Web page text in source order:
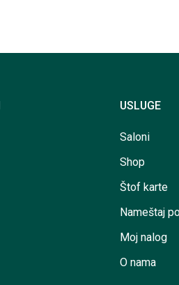
USLUGE
Saloni
Shop
Štof karte
Nameštaj
Moj nalog
O nama